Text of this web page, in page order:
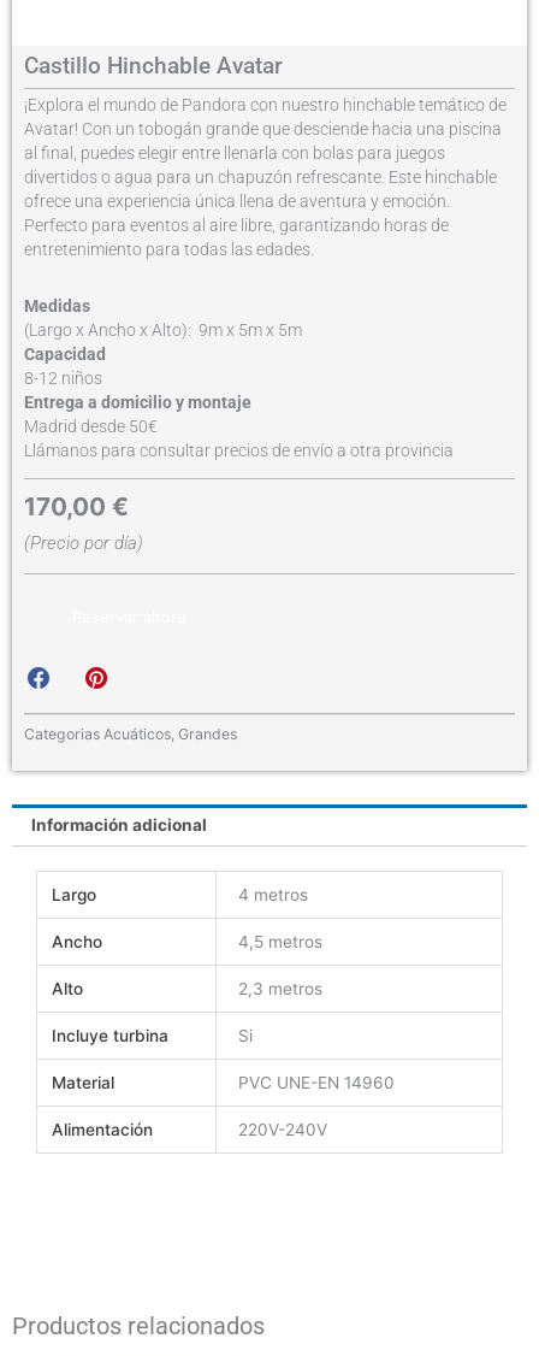
Castillo Hinchable Avatar
¡Explora el mundo de Pandora con nuestro hinchable temático de
Avatar! Con un tobogán grande que desciende hacia una piscina
al final, puedes elegir entre llenarla con bolas para juegos
divertidos o agua para un chapuzón refrescante. Este hinchable
ofrece una experiencia única llena de aventura y emoción.
Perfecto para eventos al aire libre, garantizando horas de
entretenimiento para todas las edades.
Medidas
(Largo x Ancho x Alto): 9m x 5m x 5m
Capacidad
8-12 niños
Entrega a domicilio y montaje
Madrid desde 50€
Llámanos para consultar precios de envío a otra provincia
(Precio por día)
170,00 €
h
r
o
n
f
a
c
b
h
r
o
n
p
i
n
t
e
r
Categorias Acuáticos Grandes
Información adicional
Largo 4 metros
Ancho 4,5 metros
Alto 2,3 metros
Incluye turbina Si
Material PVC UNE-EN 14960
Alimentación 220V-240V
Productos relacionados